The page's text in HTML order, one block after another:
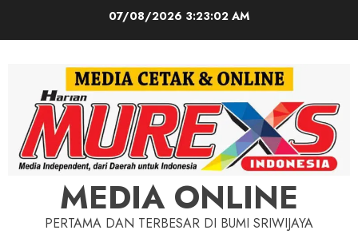
07/08/2026 3:23:03 AM
MEDIA ONLINE
PERTAMA DAN TERBESAR DI BUMI SRIWIJAYA